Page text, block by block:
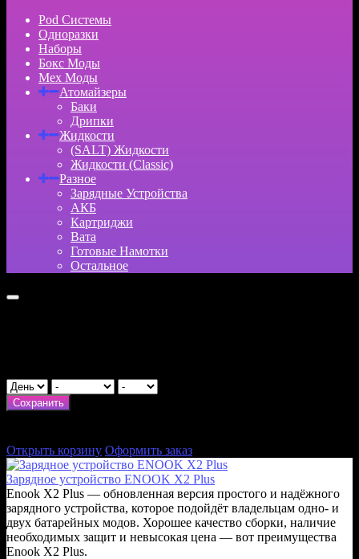
Pod Системы
Одноразки
Наборы
Бокс Моды
Мех Моды
Атомайзеры
Баки
Дрипки
Жидкости
(SALT) Жидкости
Жидкости (Classic)
Разное
Зарядные Устройства
АКБ
Картриджи
Вата
Готовые Намотки
Остальное
Сохранить
Открыть корзину Оформить заказ
Зарядное устройство ENOOK X2 Plus
Enook X2 Plus — обновленная версия простого и надёжного
зарядного устройства, которое подойдёт владельцам одно- и
двух батарейных модов. Хорошее качество сборки, наличие
необходимых защит и невысокая цена — вот преимущества
Enook X2 Plus.